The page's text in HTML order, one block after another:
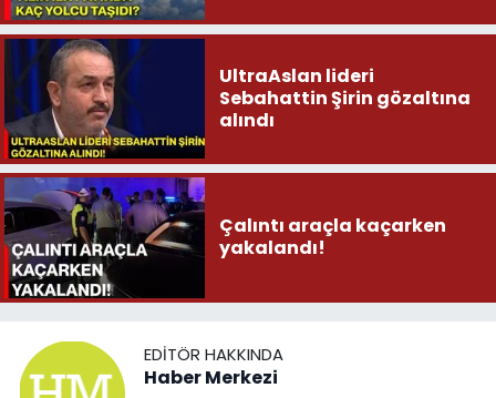
UltraAslan lideri
Sebahattin Şirin gözaltına
alındı
Çalıntı araçla kaçarken
yakalandı!
EDITÖR HAKKINDA
Haber Merkezi